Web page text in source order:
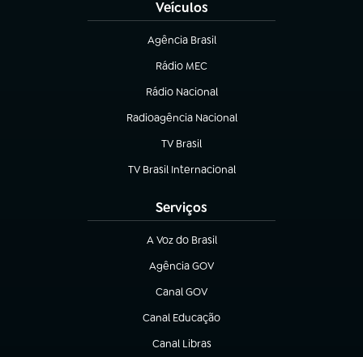
Veículos
Agência Brasil
(abre em nova aba)
Rádio MEC
(abre em nova aba)
Rádio Nacional
Radioagência Nacional
(abre em nova aba)
TV Brasil
(abre em nova aba)
TV Brasil Internacional
(abre em nova aba)
Serviços
A Voz do Brasil
(abre em nova aba)
Agência GOV
(abre em nova aba)
Canal GOV
(abre em nova aba)
Canal Educação
(abre em nova aba)
Canal Libras
(abre em nova aba)